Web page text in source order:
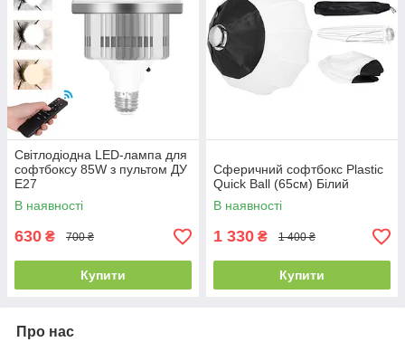
Світлодіодна LED-лампа для
софтбоксу 85W з пультом ДУ
E27
В наявності
630 ₴ 700 ₴
Купити
Сферичний софтбокс Plastic
Quick Ball (65см) Білий
В наявності
1 330 ₴ 1 400 ₴
Купити
Про нас